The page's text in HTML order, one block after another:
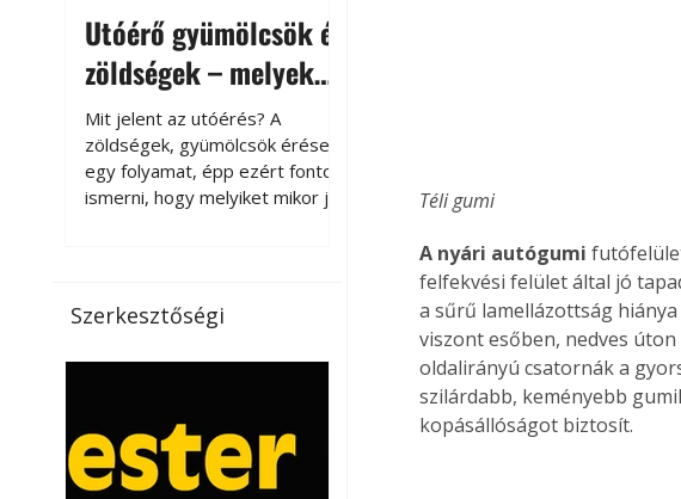
Utóérő gyümölcsök és
zöldségek – melyek
érnek tovább leszedés
után?
Mit jelent az utóérés? A
zöldségek, gyümölcsök érése
egy folyamat, épp ezért fontos
ismerni, hogy melyiket mikor jó
paradicsomot sokszor
gazdasági érettségben, azaz
Utóérik eközben, de nem lesz
olyan ízű, mint amit a saját
kertünkben, biológiai
Szerkesztőségi
Téli gumi
A nyári autógumi
felfekvési felület által jó
a sűrű lamellázottság
viszont esőben, nedves úton
oldalirányú csatornák a
szilárdabb, keményebb
kopásállóságot biztosít.